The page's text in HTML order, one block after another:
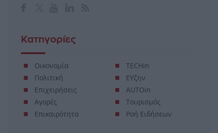
Κατηγορίες
Οικονομία
Πολιτική
Επιχειρήσεις
Αγορές
Επικαιρότητα
TECHin
ΕΥζην
AUTOin
Τουρισμός
Ροή Ειδήσεων